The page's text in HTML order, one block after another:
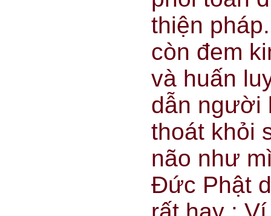
thiện
còn đem
và huấn
dẫn người
thoát khỏi
não như
Đức Phật